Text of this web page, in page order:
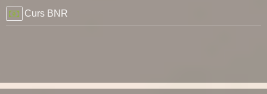
Curs BNR